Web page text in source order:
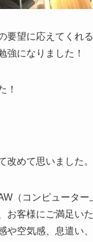
要望に応えてくれ
強になりました！
！
改めて思いました。
（コンピュータ
お客様にご満足い
や空気感、息遣い